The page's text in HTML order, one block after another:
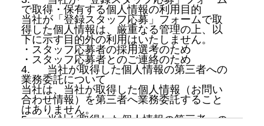
で取得・保有する個人情報の利用目的
当社が「登録スタッフ応募」フォームで取
得した個人情報は、厳重なる管理の上、以
下に示す目的外の利用はいたしません。
・スタッフ応募者の採用選考のため
・スタッフ応募者とのご連絡のため
4.
当社が取得した個人情報の第三者への
業務委託について
当社は、当社が取得した個人情報（お問い
合わせ情報）を第三者へ業務委託すること
はありません。
5.
当社が取得した個人情報の第三者への